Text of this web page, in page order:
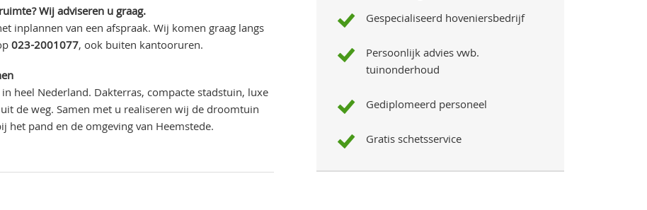
Wij adviseren u graag.
inplannen van een afspraak. Wij komen graag langs
023-2001077, ook buiten kantooruren.
heel Nederland. Dakterras, compacte stadstuin, luxe
de weg. Samen met u realiseren wij de droomtuin
het pand en de omgeving van Heemstede.
Gespecialiseerd hoveniersbedrijf
Persoonlijk advies vwb.
tuinonderhoud
Gediplomeerd personeel
Gratis schetsservice